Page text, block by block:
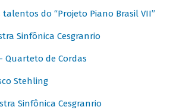
talentos do “Projeto Piano Brasil VII”
Sinfônica Cesgranrio
Quarteto de Cordas
Stehling
Sinfônica Cesgranrio